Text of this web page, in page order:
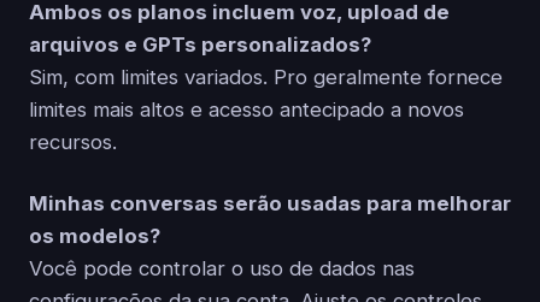
Ambos os planos incluem voz, upload de
arquivos e GPTs personalizados?
Sim, com limites variados. Pro geralmente fornece
limites mais altos e acesso antecipado a novos
recursos.
Minhas conversas serão usadas para melhorar
os modelos?
Você pode controlar o uso de dados nas